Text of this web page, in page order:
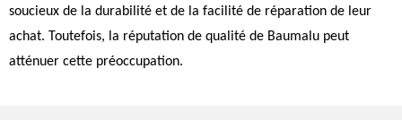
soucieux de la durabilité et de la facilité de réparation de leur
achat. Toutefois, la réputation de qualité de Baumalu peut
atténuer cette préoccupation.